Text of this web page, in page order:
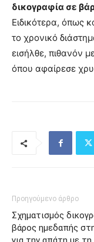
δικογραφία σε
Ειδικότερα, όπως
το χρονικό
εισήλθε, πιθανόν
όπου αφαίρεσε
Προηγούμενο άρθρο
Σχηματισμός
βάρος ημεδαπής